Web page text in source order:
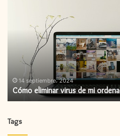
ordenador
formatear?
14 septiembre، 2024
Cómo eliminar virus de mi
Tags